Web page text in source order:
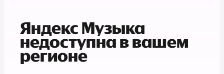
Яндекс Музыка
недоступна в вашем
регионе